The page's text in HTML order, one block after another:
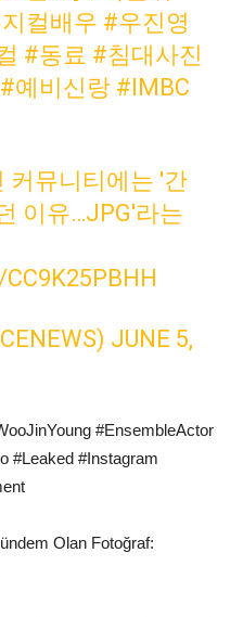
컬배우 #우진영
#동료 #침대사진
#예비신랑 #IMBC
커뮤니티에는 '간
이유…JPG'라는
JUNE 5,
#EnsembleActor
#Leaked #Instagram
Olan Fotoğraf: